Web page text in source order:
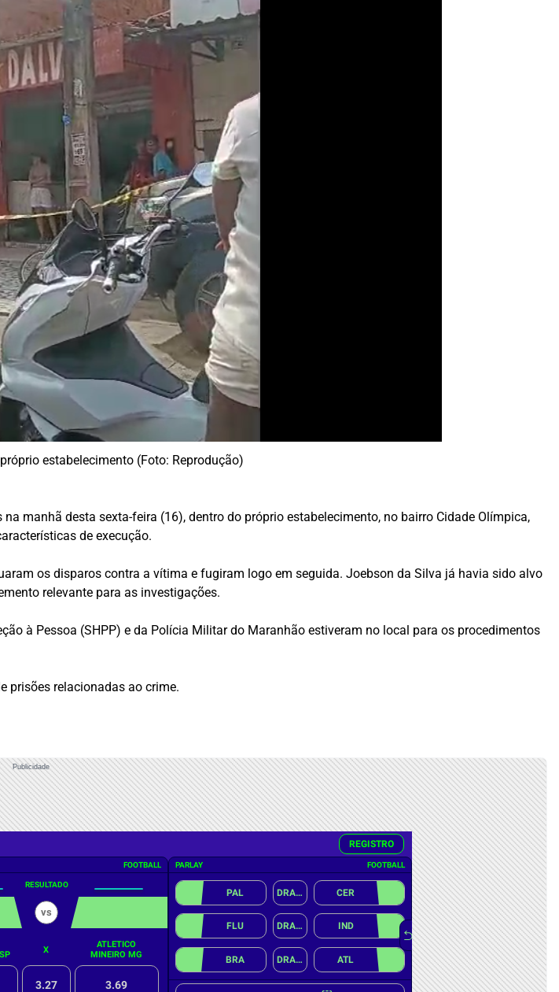
estabelecimento (Foto: Reprodução)
manhã desta sexta-feira (16), dentro do próprio estabelecimento, no bairro Cidade Olímpica,
de execução.
os disparos contra a vítima e fugiram logo em seguida. Joebson da Silva já havia sido alvo
relevante para as investigações.
à Pessoa (SHPP) e da Polícia Militar do Maranhão estiveram no local para os procedimentos
prisões relacionadas ao crime.
Publicidade